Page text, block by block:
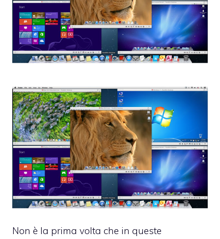
Non è la prima volta che in queste